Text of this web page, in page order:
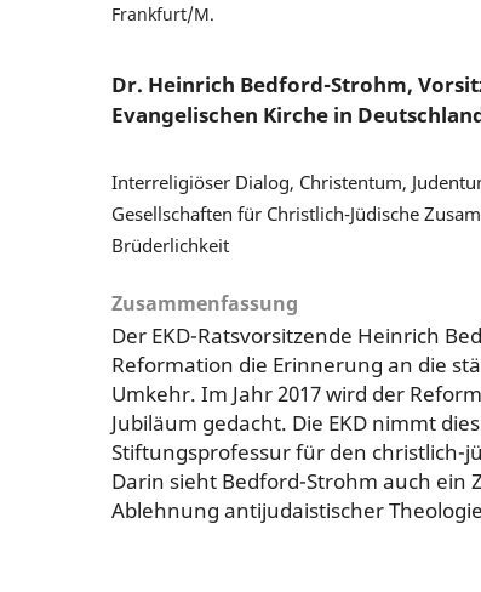
Frankfurt/M.
Dr. Heinrich Bedford-Strohm,
Evangelischen Kirche in
Interreligiöser Dialog, Christentum,
Gesellschaften für Christlich-Jüdische
Brüderlichkeit
Zusammenfassung
Der EKD-Ratsvorsitzende Heinrich
Reformation die Erinnerung an die
Umkehr. Im Jahr 2017 wird der
Jubiläum gedacht. Die EKD nimmt
Stiftungsprofessur für den christlich-
Darin sieht Bedford-Strohm auch ein
Ablehnung antijudaistischer